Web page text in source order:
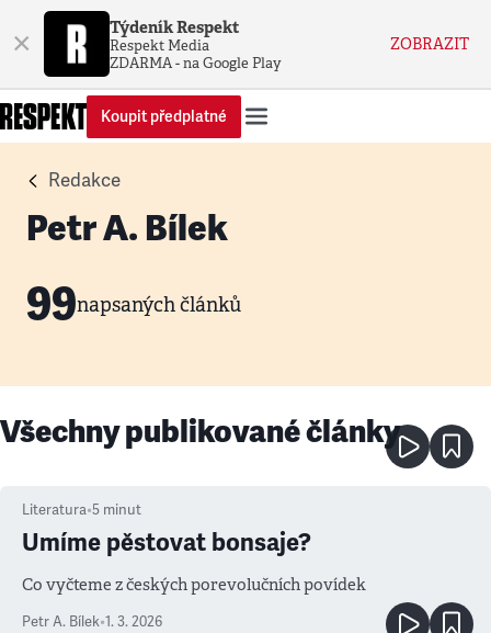
× Týdeník Respekt
Respekt Media
ZDARMA - na Google Play
ZOBRAZIT
Koupit předplatné
Redakce
Petr A. Bílek
99napsaných článků
Všechny publikované články
Literatura•5 minut
Umíme pěstovat bonsaje?
Co vyčteme z českých porevolučních povídek
Petr A. Bílek•1. 3. 2026